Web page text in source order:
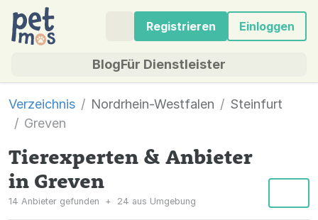
Registrieren Einloggen
BlogFür Dienstleister
Verzeichnis Nordrhein-Westfalen
Steinfurt
Greven
Tierexperten & Anbieter
in Greven
14 Anbieter gefunden + 24 aus Umgebung